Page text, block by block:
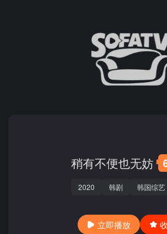
稍有不便也无妨
2020 韩剧 韩国综艺
立即播放